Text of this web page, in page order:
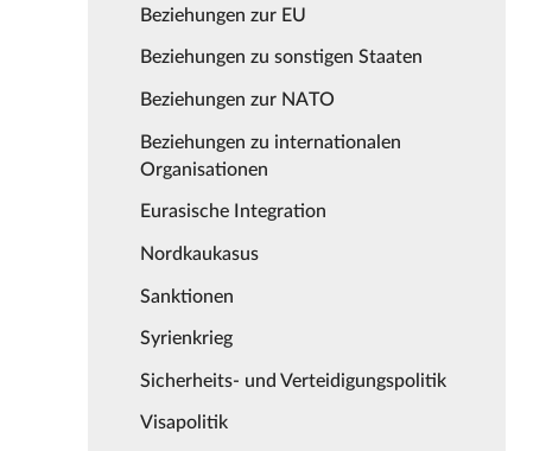
Beziehungen zur EU
Beziehungen zu sonstigen Staaten
Beziehungen zur NATO
Beziehungen zu internationalen
Organisationen
Eurasische Integration
Nordkaukasus
Sanktionen
Syrienkrieg
Sicherheits- und Verteidigungspolitik
Visapolitik